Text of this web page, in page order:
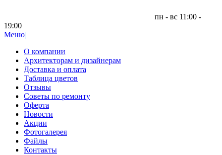
пн - вс 11:00 -
19:00
Меню|
О компании
Архитекторам и дизайнерам
Доставка и оплата
Таблица цветов
Отзывы
Советы по ремонту
Оферта
Новости
Акции
Фотогалерея
Файлы
Контакты